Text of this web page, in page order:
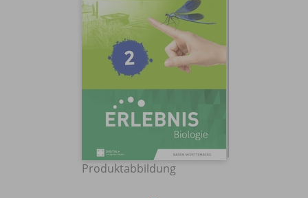
Produktabbildung